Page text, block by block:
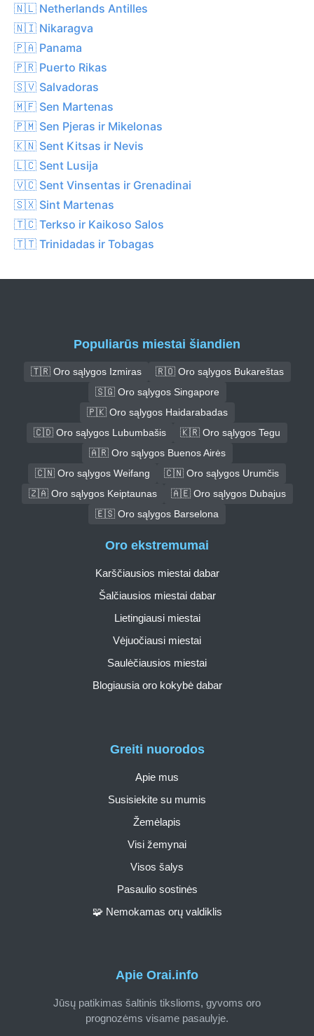
🇳🇱 Netherlands Antilles
🇳🇮 Nikaragva
🇵🇦 Panama
🇵🇷 Puerto Rikas
🇸🇻 Salvadoras
🇲🇫 Sen Martenas
🇵🇲 Sen Pjeras ir Mikelonas
🇰🇳 Sent Kitsas ir Nevis
🇱🇨 Sent Lusija
🇻🇨 Sent Vinsentas ir Grenadinai
🇸🇽 Sint Martenas
🇹🇨 Terkso ir Kaikoso Salos
🇹🇹 Trinidadas ir Tobagas
Populiarūs miestai šiandien
🇹🇷 Oro sąlygos Izmiras
🇷🇴 Oro sąlygos Bukareštas
🇸🇬 Oro sąlygos Singapore
🇵🇰 Oro sąlygos Haidarabadas
🇨🇩 Oro sąlygos Lubumbašis
🇰🇷 Oro sąlygos Tegu
🇦🇷 Oro sąlygos Buenos Airės
🇨🇳 Oro sąlygos Weifang
🇨🇳 Oro sąlygos Urumčis
🇿🇦 Oro sąlygos Keiptaunas
🇦🇪 Oro sąlygos Dubajus
🇪🇸 Oro sąlygos Barselona
Apie Orai.info
Jūsų patikimas šaltinis tikslioms, gyvoms oro
prognozėms visame pasaulyje.
Greiti nuorodos
Apie mus
Susisiekite su mumis
Žemėlapis
Visi žemynai
Visos šalys
Pasaulio sostinės
🧩 Nemokamas orų valdiklis
Oro ekstremumai
Karščiausios miestai dabar
Šalčiausios miestai dabar
Lietingiausi miestai
Vėjuočiausi miestai
Saulėčiausios miestai
Blogiausia oro kokybė dabar